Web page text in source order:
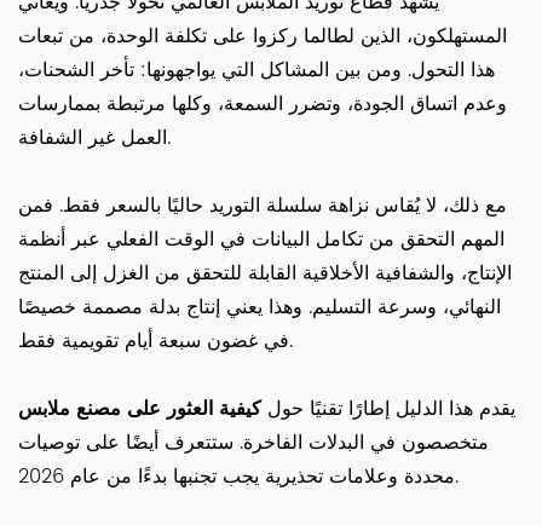
المستهلكون، الذين لطالما ركزوا على تكلفة الوحدة، من تبعات
هذا التحول. ومن بين المشاكل التي يواجهونها: تأخر الشحنات،
وعدم اتساق الجودة، وتضرر السمعة، وكلها مرتبطة بممارسات
العمل غير الشفافة.
مع ذلك، لا يُقاس نزاهة سلسلة التوريد حاليًا بالسعر فقط. فمن
المهم التحقق من تكامل البيانات في الوقت الفعلي عبر أنظمة
الإنتاج، والشفافية الأخلاقية القابلة للتحقق من الغزل إلى المنتج
النهائي، وسرعة التسليم. وهذا يعني إنتاج بدلة مصممة خصيصًا
في غضون سبعة أيام تقويمية فقط.
يقدم هذا الدليل إطارًا تقنيًا حولكيفية العثور على مصنع ملابس
متخصصون في البدلات الفاخرة. ستتعرف أيضًا على توصيات
محددة وعلامات تحذيرية يجب تجنبها بدءًا من عام 2026.
مدونة
العربية